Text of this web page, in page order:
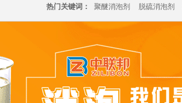
热门关键词： 聚醚消泡剂 脱硫消泡剂